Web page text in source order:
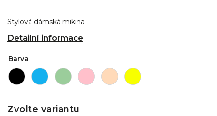
Stylová dámská mikina
Detailní informace
Barva
Zvolte variantu